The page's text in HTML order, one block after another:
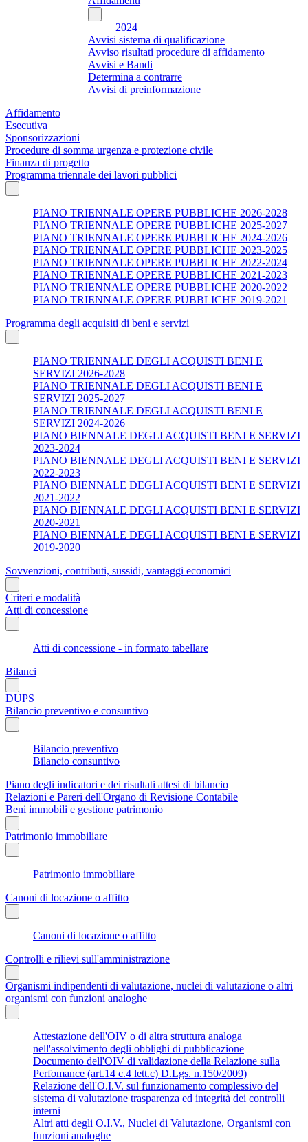
2024
Avvisi sistema di qualificazione
Avviso risultati procedure di affidamento
Avvisi e Bandi
Determina a contrarre
Avvisi di preinformazione
Affidamento
Esecutiva
Sponsorizzazioni
Procedure di somma urgenza e protezione civile
Finanza di progetto
Programma triennale dei lavori pubblici
PIANO TRIENNALE OPERE PUBBLICHE 2026-2028
PIANO TRIENNALE OPERE PUBBLICHE 2025-2027
PIANO TRIENNALE OPERE PUBBLICHE 2024-2026
PIANO TRIENNALE OPERE PUBBLICHE 2023-2025
PIANO TRIENNALE OPERE PUBBLICHE 2022-2024
PIANO TRIENNALE OPERE PUBBLICHE 2021-2023
PIANO TRIENNALE OPERE PUBBLICHE 2020-2022
PIANO TRIENNALE OPERE PUBBLICHE 2019-2021
Programma degli acquisiti di beni e servizi
PIANO TRIENNALE DEGLI ACQUISTI BENI E
SERVIZI 2026-2028
PIANO TRIENNALE DEGLI ACQUISTI BENI E
SERVIZI 2025-2027
PIANO TRIENNALE DEGLI ACQUISTI BENI E
SERVIZI 2024-2026
PIANO BIENNALE DEGLI ACQUISTI BENI E SERVIZI
2023-2024
PIANO BIENNALE DEGLI ACQUISTI BENI E SERVIZI
2022-2023
PIANO BIENNALE DEGLI ACQUISTI BENI E SERVIZI
2021-2022
PIANO BIENNALE DEGLI ACQUISTI BENI E SERVIZI
2020-2021
PIANO BIENNALE DEGLI ACQUISTI BENI E SERVIZI
2019-2020
Sovvenzioni, contributi, sussidi, vantaggi economici
Criteri e modalità
Atti di concessione
Atti di concessione - in formato tabellare
Bilanci
DUPS
Bilancio preventivo e consuntivo
Bilancio preventivo
Bilancio consuntivo
Piano degli indicatori e dei risultati attesi di bilancio
Relazioni e Pareri dell'Organo di Revisione Contabile
Beni immobili e gestione patrimonio
Patrimonio immobiliare
Patrimonio immobiliare
Canoni di locazione o affitto
Canoni di locazione o affitto
Controlli e rilievi sull'amministrazione
Organismi indipendenti di valutazione, nuclei di valutazione o altri
organismi con funzioni analoghe
Attestazione dell'OIV o di altra struttura analoga
nell'assolvimento degli obblighi di pubblicazione
Documento dell'OIV di validazione della Relazione sulla
Perfomance (art.14 c.4 lett.c) D.Lgs. n.150/2009)
Relazione dell'O.I.V. sul funzionamento complessivo del
sistema di valutazione trasparenza ed integrità dei controlli
interni
Altri atti degli O.I.V., Nuclei di Valutazione, Organismi con
funzioni analoghe